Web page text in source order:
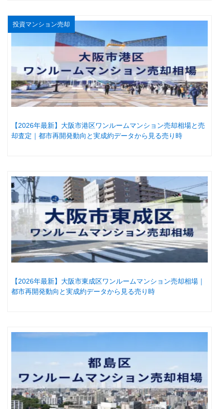
投資マンション売却
【2026年最新】大阪市港区ワンルームマンション売却相場と売
却査定｜都市再開発動向と実成約データから見る売り時
【2026年最新】大阪市東成区ワンルームマンション売却相場｜
都市再開発動向と実成約データから見る売り時